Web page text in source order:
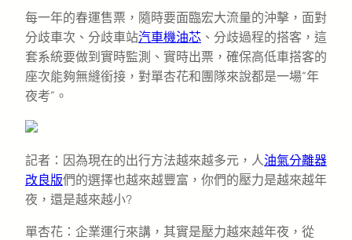
每一年的春運售票，隨時要面臨宏大流量的沖擊，面對
分歧車次、分歧車站汽車機油芯 、分歧過程的搭客，這
套系統要做到實時監測、實時出票，確保高低車搭客的
座次能夠無縫銜接，對單杏花和團隊來說都是一場“年
夜考”。
記者：因為現在的出行方法越來越多元，人油氣分離器
改良版們的選擇也越來越豐富，你們的壓力是越來越年
夜，還是越來越小?
單杏花：企業運行來講，其實是壓力越來越年夜，從